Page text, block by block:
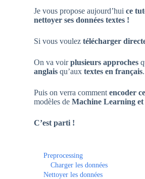
Je vous propose aujourd’hui ce
nettoyer ses données textes !
Si vous voulez télécharger
On va voirplusieurs approches
anglais qu’aux textes en français.
Puis on verra comment encoder
modèles de Machine Learning
C’est parti !
Preprocessing
Charger les données
Nettoyer les données